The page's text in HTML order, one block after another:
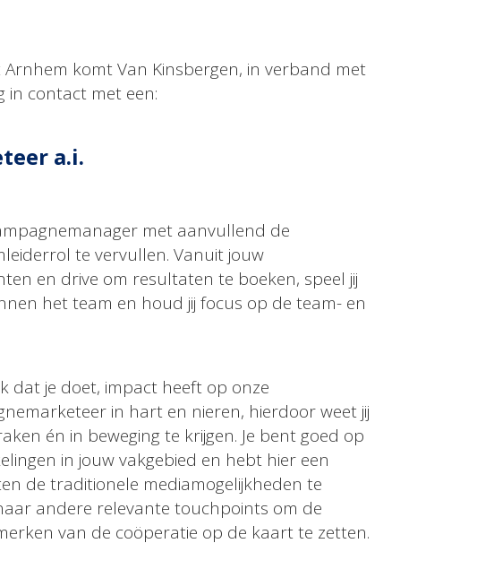
komt Van Kinsbergen, in verband met
in contact met een:
a.i.
met aanvullend de
te vervullen. Vanuit jouw
en drive om resultaten te boeken, speel jij
het team en houd jij focus op de team- en
dat je doet, impact heeft op onze
in hart en nieren, hierdoor weet jij
én in beweging te krijgen. Je bent goed op
in jouw vakgebied en hebt hier een
de traditionele mediamogelijkheden te
andere relevante touchpoints om de
van de coöperatie op de kaart te zetten.